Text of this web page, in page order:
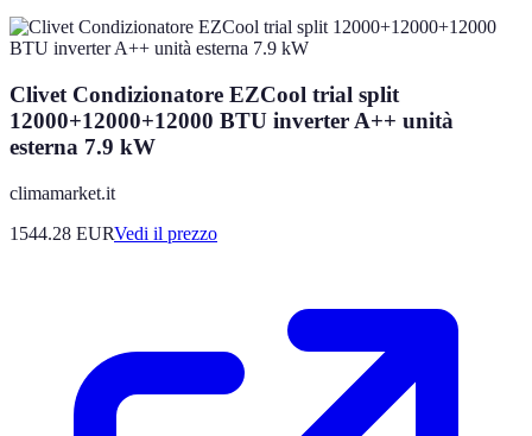
Clivet Condizionatore EZCool trial split
12000+12000+12000 BTU inverter A++ unità
esterna 7.9 kW
climamarket.it
1544.28 EURVedi il prezzo